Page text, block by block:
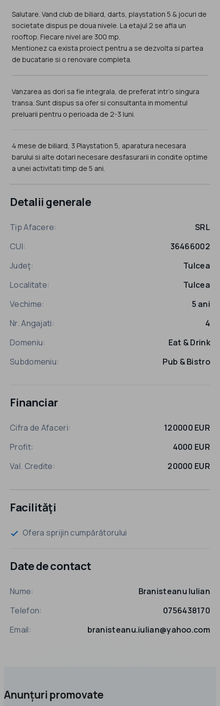
Salutare. Vand club de biliard, darts, playstation 5 & jocuri de
societate dispus pe doua nivele. La etajul 2 se afla un
rooftop. Fiecare nivel are 300 mp.
Mentionez ca exista proiect pentru a se dezvolta si partea
de bucatarie si o renovare completa.
Vanzarea as dori sa fie integrala, de preferat intr’o singura
transa. Sunt dispus sa ofer si consultanta in momentul
preluarii pentru o perioada de 2-3 luni.
4 mese de biliard, 3 Playstation 5, aparatura necesara
barului si alte dotari necesare desfasurarii in condite optime
a unei activitati timp de 5 ani.
Detalii generale
Tip Afacere:
SRL
CUI:
36466002
Judeţ:
Tulcea
Localitate:
Tulcea
Vechime:
5 ani
Nr. Angajati:
4
Domeniu:
Eat & Drink
Subdomeniu:
Pub & Bistro
Financiar
Cifra de Afaceri:
120000 EUR
Profit:
4000 EUR
Val. Credite:
20000 EUR
Facilităţi
check Ofera sprijin cumpărătorului
Date de contact
Nume:
Branisteanu Iulian
Telefon:
0756438170
Email:
branisteanu.iulian@yahoo.com
Anunțuri promovate